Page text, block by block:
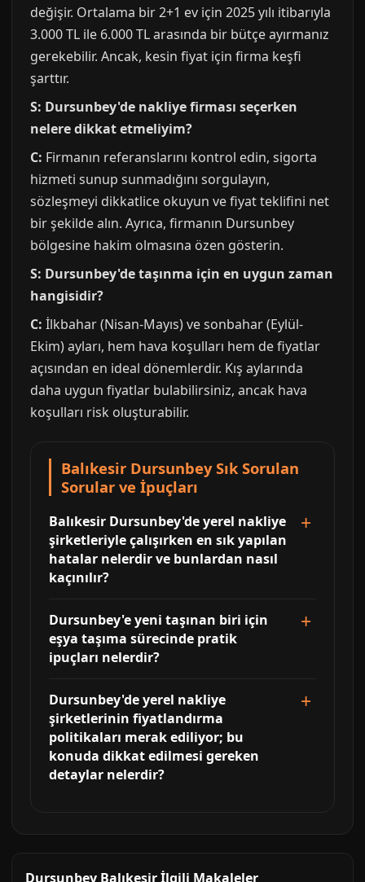
değişir. Ortalama bir 2+1 ev için 2025 yılı itibarıyla
3.000 TL ile 6.000 TL arasında bir bütçe ayırmanız
gerekebilir. Ancak, kesin fiyat için firma keşfi
şarttır.
S: Dursunbey'de nakliye firması seçerken
nelere dikkat etmeliyim?
C: Firmanın referanslarını kontrol edin, sigorta
hizmeti sunup sunmadığını sorgulayın,
sözleşmeyi dikkatlice okuyun ve fiyat teklifini net
bir şekilde alın. Ayrıca, firmanın Dursunbey
bölgesine hakim olmasına özen gösterin.
S: Dursunbey'de taşınma için en uygun zaman
hangisidir?
C: İlkbahar (Nisan-Mayıs) ve sonbahar (Eylül-
Ekim) ayları, hem hava koşulları hem de fiyatlar
açısından en ideal dönemlerdir. Kış aylarında
daha uygun fiyatlar bulabilirsiniz, ancak hava
koşulları risk oluşturabilir.
Balıkesir Dursunbey Sık Sorulan
Sorular ve İpuçları
Balıkesir Dursunbey'de yerel nakliye
şirketleriyle çalışırken en sık yapılan
hatalar nelerdir ve bunlardan nasıl
kaçınılır?
Dursunbey'e yeni taşınan biri için
eşya taşıma sürecinde pratik
ipuçları nelerdir?
Dursunbey'de yerel nakliye
şirketlerinin fiyatlandırma
politikaları merak ediliyor; bu
konuda dikkat edilmesi gereken
detaylar nelerdir?
Dursunbey Balıkesir İlgili Makaleler